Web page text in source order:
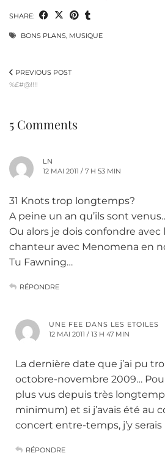
SHARE:
BONS PLANS, MUSIQUE
PREVIOUS POST
%£#@!!!!
5 Comments
LN
12 MAI 2011 / 7 H 53 MIN
31 Knots trop longtemps?
A peine un an qu’ils sont
Ou alors je dois confondre
chanteur avec Menomena en
Tu Fawning…
RÉPONDRE
UNE FEE DANS LES ETOILES
12 MAI 2011 / 13 H 47 MIN
La dernière date que j’ai pu
octobre-novembre 2009…
plus vus depuis très
minimum) et si j’avais été au
concert entre-temps, j’y serais
RÉPONDRE